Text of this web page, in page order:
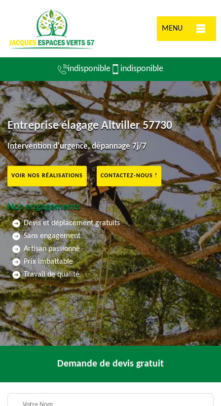
MENU
indisponible indisponible
Entreprise élagage Altviller 57730
Intervention d'urgence, dépannage 7j/7
VOIR NOS RÉALISATIONS CONTACTEZ-NOUS !
Nos engagements
Devis et déplacement gratuits
Sans engagement
Artisan passionné
Prix imbattable
Travail de qualité
Demande de devis gratuit